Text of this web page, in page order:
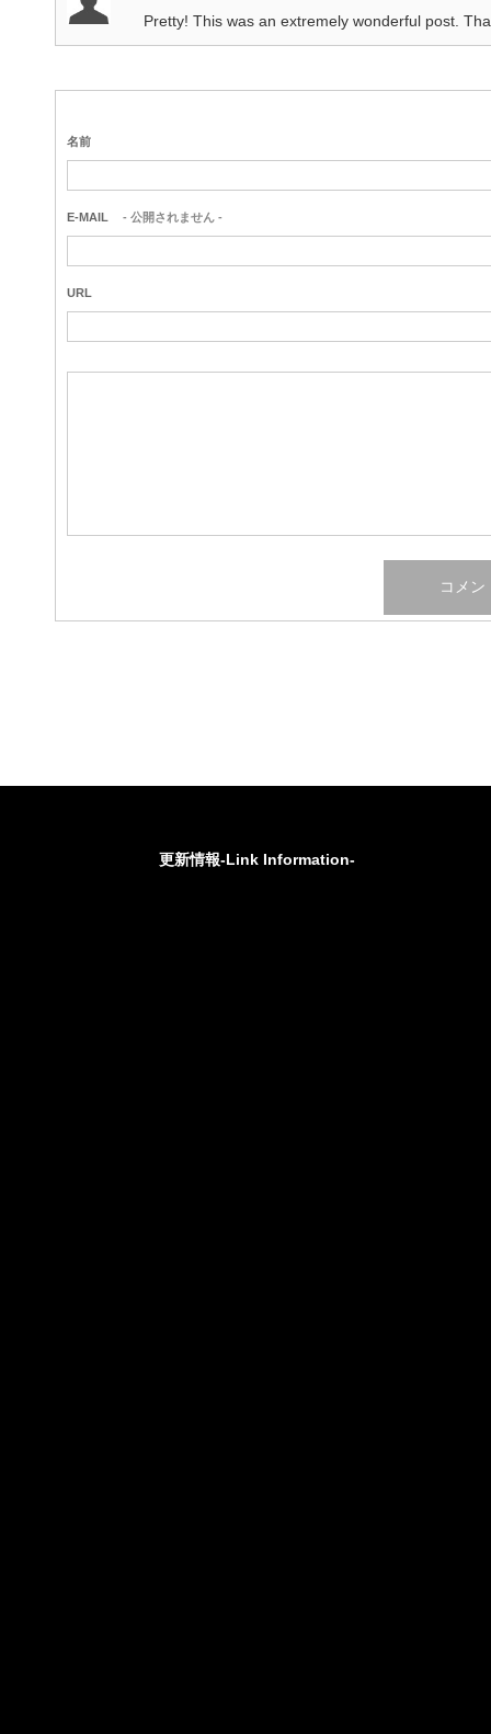
Pretty! This was an extremely wonderful post.
名前
E-MAIL - 公開されません -
URL
更新情報-Link Information-